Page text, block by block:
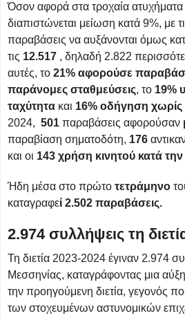
Όσον αφορά στα τροχαία
διαπιστώνεται μείωση κατά 9%, με
παραβάσεις να αυξάνονται όμως
τις 12.517 , δηλαδή 2.822
αυτές, το 21% αφορούσε
παράνομες σταθμεύσεις, το 19%
ταχύτητα και 16% οδήγηση
2024, 501 παραβάσεις αφορούσαν
παραβίαση σηματοδότη, 176
και οι 143 χρήση κινητού κατά
Ήδη μέσα στο πρώτο τετράμηνο
καταγραφεί 2.502 παραβάσεις.
2.974 συλλήψεις τη
Τη διετία 2023-2024 έγιναν 2.974
Μεσσηνίας, καταγράφοντας μια
την προηγούμενη διετία, γεγονός
των στοχευμένων αστυνομικών